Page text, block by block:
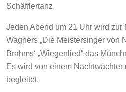
Schäfflertanz.
Jeden Abend um 21 Uhr wird zur
Wagners „Die Meistersinger von
Brahms‘ „Wiegenlied“ das
Es wird von einem Nachtwächter
begleitet.